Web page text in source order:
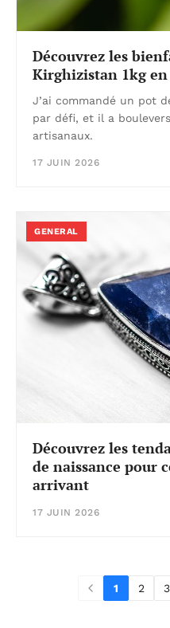
Découvrez les
Kirghizistan 1kg en
J’ai commandé un pot
par défi, et il a
artisanaux.
17 JUIN 2026
GENERAL
Découvrez les
de naissance pour
arrivant
17 JUIN 2026
1 2 3